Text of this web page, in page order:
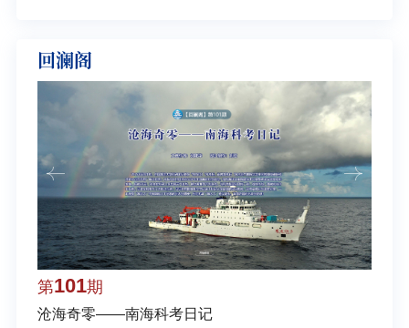
回澜阁
第101期
沧海奇零——南海科考日记